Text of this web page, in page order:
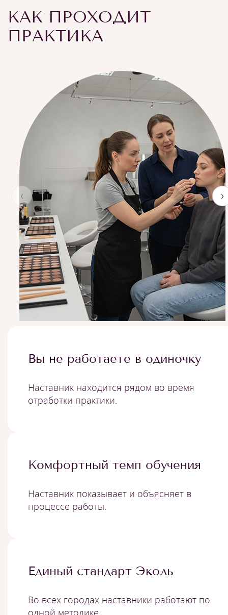
КАК ПРОХОДИТ
ПРАКТИКА
‹ ›
Вы не работаете в одиночку
Наставник находится рядом во время
отработки практики.
Комфортный темп обучения
Наставник показывает и объясняет в
процессе работы.
Единый стандарт Эколь
Во всех городах наставники работают по
одной методике.